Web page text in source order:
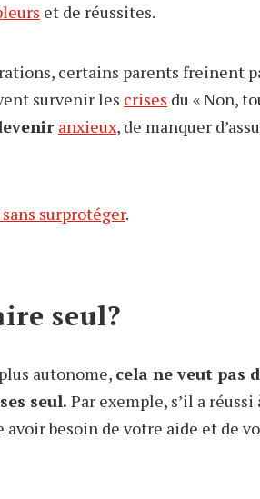
et de réussites.
certains parents freinent
survenir les crises du « Non,
anxieux, de manquer
surprotéger.
seul?
autonome, cela ne veut pas
seul. Par exemple, s’il a réussi
besoin de votre aide et de